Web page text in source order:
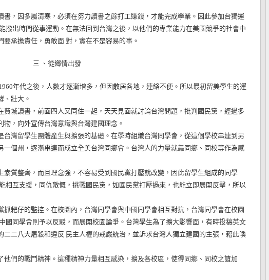
，因多屬清寒，必須在努力讀書之餘打工賺錢，才能完成學業。因此參加台獨運
撥出時間從事運動。在無法回到台灣之後，以他們的專業能力在美國競爭的社會中
承擔責任，勇敢面 對，實在不是容易的事。
三 、從鄉情出發
年代之後，人數才逐漸增多，但因散居各地，連絡不便。所以最初留美學生的運
、壯大。
城讀書，前面四人又同住一起，天天見面就討論台灣問題，批判國民黨，經過多
，向外宣傳台灣意識與台灣建國理念。
灣留學生團體產生與擴張的基礎。在學時組織台灣同學會，從這個學校串連到另
個州，逐漸串連而成立全美台灣同鄉會。台灣人的力量就靠同鄉、同校等作為感
質整齊，而且理念強，不容易受到國民黨打壓就改變，因此留學生組成的同學
相互支援，同仇敵慨，挑戰國民黨，如國民黨打壓過來，也能立即展開反擊，所以
仔的監控。在校園內，台灣同學會與中國同學會相互對抗，台灣同學會在校園
國同學會則予以反駁，而展開校園論爭。台灣學生為了擴大影響面，有時投稿英文
二八大屠殺和違反 民主人權的戒嚴統治，並訴求台灣人獨立建國的主張，藉此喚
們的戰鬥精神。這種精神力量相互感染，擴及各校區，使得同鄉、同校之誼加